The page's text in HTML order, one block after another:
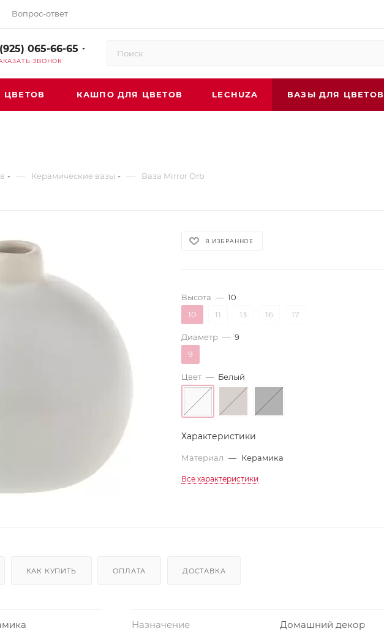
Вопрос-ответ
065-66-65
ЗВОНОК
ЦВЕТОВ КАШПО ДЛЯ ЦВЕТОВ LECHUZA ВАЗЫ ДЛЯ ЦВЕТОВ
— Керамические вазы — Ваза Mirror Orb
В ИЗБРАННОЕ
Высота — 10
10
11 13 16 17
Диаметр — 9
9
Цвет — Белый
Характеристики
Материал — Керамика
Все характеристики
КАК КУПИТЬ ОПЛАТА ДОСТАВКА
Назначение Домашний декор